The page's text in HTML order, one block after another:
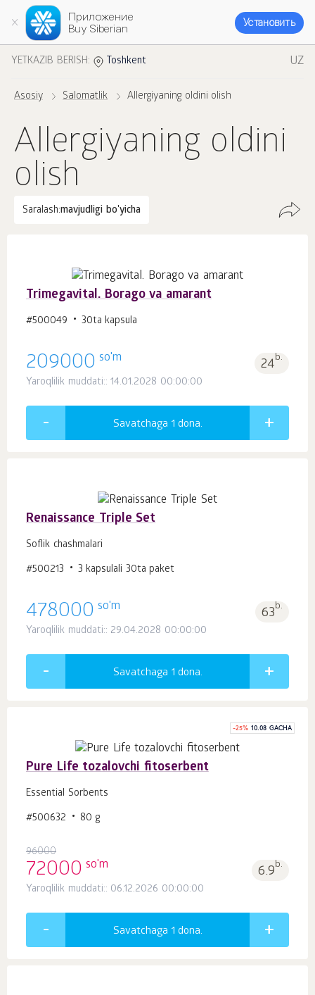
Приложение
Buy Siberian
Установить
YETKAZIB BERISH: Toshkent UZ
Asosiy Salomatlik Allergiyaning oldini olish
Allergiyaning oldini
olish
Saralash:mavjudligi bo'yicha
Trimegavital. Borago va amarant
#500049 30ta kapsula
209000 so'm 24b.
Yaroqlilik muddati:: 14.01.2028 00:00:00
Savatchaga 1 dona.
Renaissance Triple Set
Soflik chashmalari
#500213 3 kapsulali 30ta paket
478000 so'm 63b.
Yaroqlilik muddati:: 29.04.2028 00:00:00
Savatchaga 1 dona.
-25% 10.08 GACHA
Pure Life tozalovchi fitoserbent
Essential Sorbents
#500632 80 g
96000
72000 so'm 6.9b.
Yaroqlilik muddati:: 06.12.2026 00:00:00
Savatchaga 1 dona.